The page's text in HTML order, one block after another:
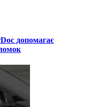
допомагає